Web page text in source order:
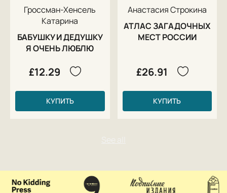
Гроссман-Хенсель
Катарина
БАБУШКУ И ДЕДУШКУ
Я ОЧЕНЬ ЛЮБЛЮ
£12.29
КУПИТЬ
Анастасия Строкина
АТЛАС ЗАГАДОЧНЫХ
МЕСТ РОССИИ
£26.91
КУПИТЬ